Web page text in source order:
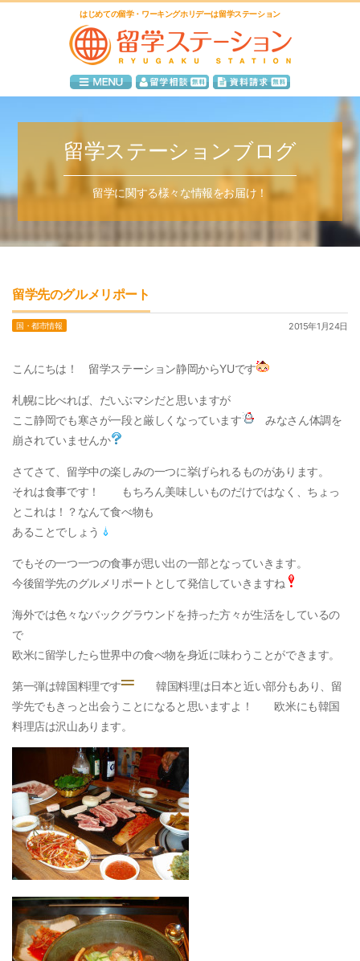
はじめての留学・ワーキングホリデーは留学ステーション
留学ステーションブログ
留学に関する様々な情報をお届け！
留学先のグルメリポート
国・都市情報 2015年1月24日
こんにちは！ 留学ステーション静岡からYUです
札幌に比べれば、だいぶマシだと思いますが
ここ静岡でも寒さが一段と厳しくなっています
みなさん体調を
崩されていませんか
さてさて、留学中の楽しみの一つに挙げられるものがあります。
それは食事です！ もちろん美味しいものだけではなく、ちょっ
とこれは！？なんて食べ物も
あることでしょう
でもその一つ一つの食事が思い出の一部となっていきます。
今後留学先のグルメリポートとして発信していきますね
海外では色々なバックグラウンドを持った方々が生活をしているの
で
欧米に留学したら世界中の食べ物を身近に味わうことができます。
第一弾は韓国料理です
韓国料理は日本と近い部分もあり、留
学先でもきっと出会うことになると思いますよ！ 欧米にも韓国
料理店は沢山あります。